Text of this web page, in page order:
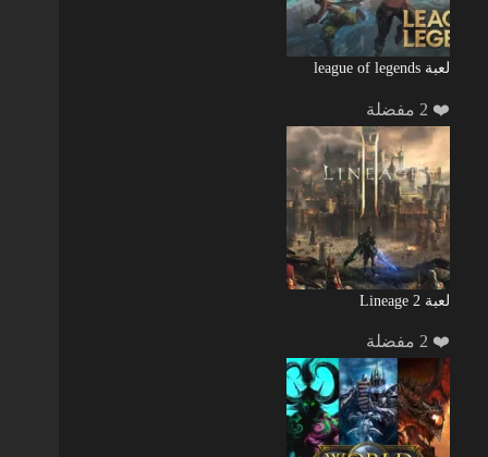
لعبة league of legends
❤️ 2 مفضلة
لعبة Lineage 2
❤️ 2 مفضلة